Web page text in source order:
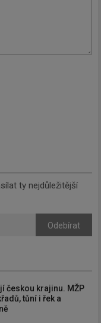
ty nejdůležitější
Odebírat
českou krajinu. MŽP
tůní i řek a